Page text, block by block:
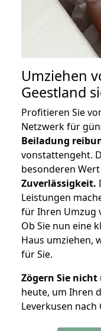
Umziehen
Geestland
Profitieren Sie
Netzwerk für
Beiladung
vonstattengeht.
besonderen
Zuverlässigkeit.
Leistungen
für Ihren Umzug
Ob Sie nun eine
Haus umziehen,
für Sie.
Zögern Sie nicht
heute, um Ihren
Leverkusen